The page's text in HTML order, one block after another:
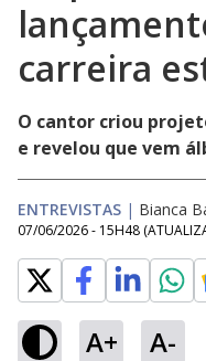
carreira
O cantor criou
e revelou que vem
ENTREVISTAS | Bianca
07/06/2026 - 15H48
A+ A-